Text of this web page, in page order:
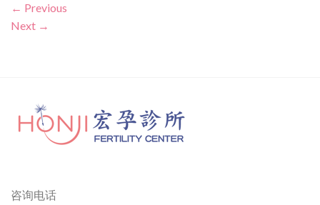
← Previous
Next →
咨询电话